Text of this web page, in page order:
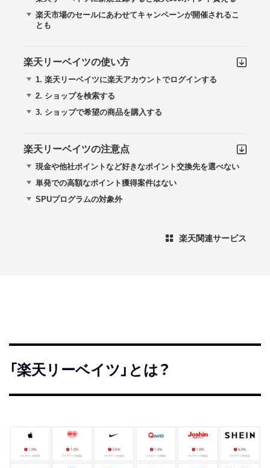
楽天市場のセールにあわせてキャンペーンが開催されるこ
とも
楽天リーベイツの使い方
1. 楽天リーベイツに楽天アカウントでログインする
2. ショップを検索する
3. ショップで希望の商品を購入する
楽天リーベイツの注意点
現金や他社ポイントなど好きなポイント交換先を選べない
単発での高額なポイント獲得案件はない
SPUプログラムの対象外
楽天関連サービス
「楽天リーベイツ」とは？